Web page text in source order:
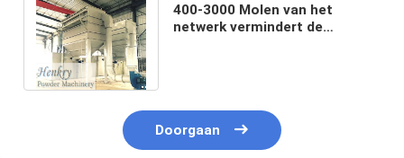
400-3000 Molen van het
netwerk vermindert de
Doorgaan